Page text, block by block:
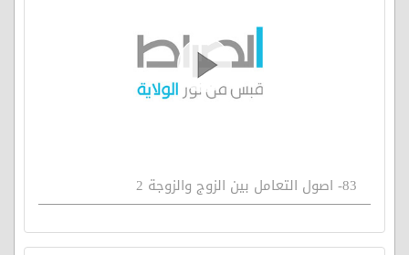
83- اصول التعامل بين الزوج والزوجة 2